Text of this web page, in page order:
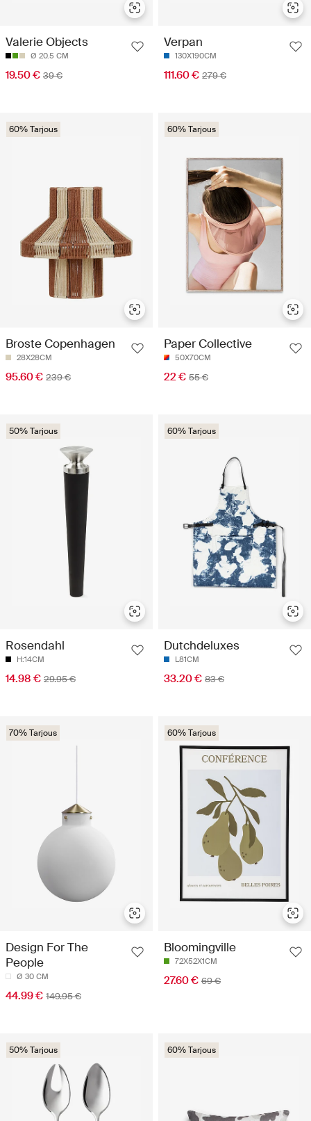
Valerie Objects
Ø 20.5 CM
19.50 € 39 €
Verpan
130X190CM
111.60 € 279 €
60% Tarjous
Broste Copenhagen
28X28CM
95.60 € 239 €
60% Tarjous
Paper Collective
50X70CM
22 € 55 €
50% Tarjous
Rosendahl
H:14CM
14.98 € 29.95 €
60% Tarjous
Dutchdeluxes
L81CM
33.20 € 83 €
70% Tarjous
Design For The
People
Ø 30 CM
44.99 € 149.95 €
60% Tarjous
Bloomingville
72X52X1CM
27.60 € 69 €
50% Tarjous 60% Tarjous